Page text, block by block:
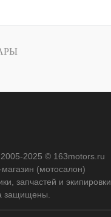
2025 © 163motors.ru
(мотосалон)
запчастей и экипировки.
защищены.